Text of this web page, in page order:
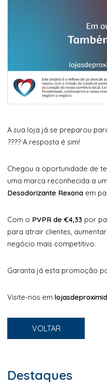
A sua loja já se preparou
???? A resposta é sim!
Chegou a oportunidade de
uma marca reconhecida a
Desodorizante Rexona em
Com o PVPR de €4,33 por
para atrair clientes,
negócio mais competitivo.
Garanta já esta promoção
Visite-nos em
VOLTAR
Destaques